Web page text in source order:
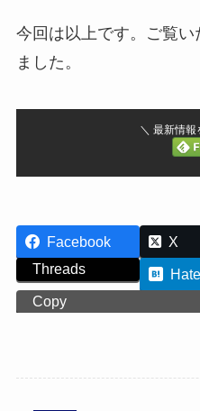
今回は以上です。ご覧
ました。
＼ 最新情報
Facebook X
Threads
Copy